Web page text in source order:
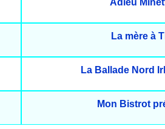
Adieu
La mère à
La Ballade Nord
Mon Bistrot